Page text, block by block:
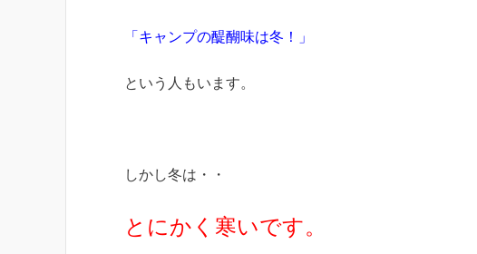
「キャンプの醍醐味は冬！」
という人もいます。
しかし冬は・・
とにかく寒いです。